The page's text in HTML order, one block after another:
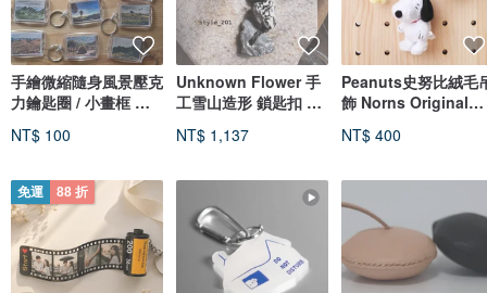
手繪微縮隨身風景壓克
力鑰匙圈 / 小畫框 多
NT$ 100
免運 88 折
Unknown Flower 手
工雪山造形 鎖匙扣 掛
NT$ 1,137
Peanuts史努比絨毛
飾 Norns Original
Wood
NT$ 400